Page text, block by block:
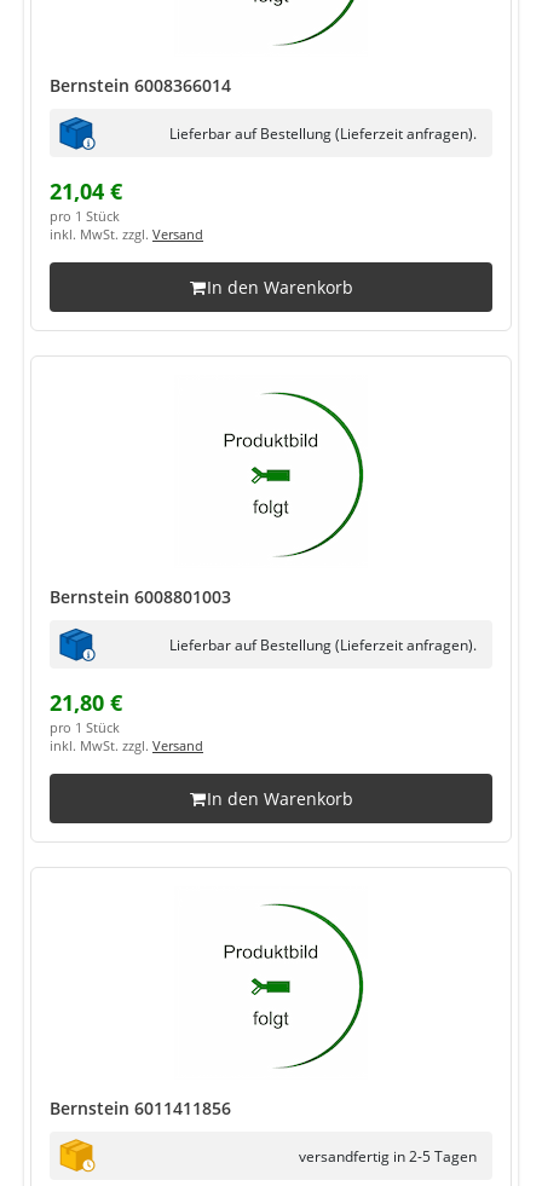
Bernstein 6008366014
Lieferbar auf Bestellung (Lieferzeit anfragen).
21,04 €
pro 1 Stück
inkl. MwSt. zzgl. Versand
In den Warenkorb
Bernstein 6008801003
Lieferbar auf Bestellung (Lieferzeit anfragen).
21,80 €
pro 1 Stück
inkl. MwSt. zzgl. Versand
In den Warenkorb
Bernstein 6011411856
versandfertig in 2-5 Tagen